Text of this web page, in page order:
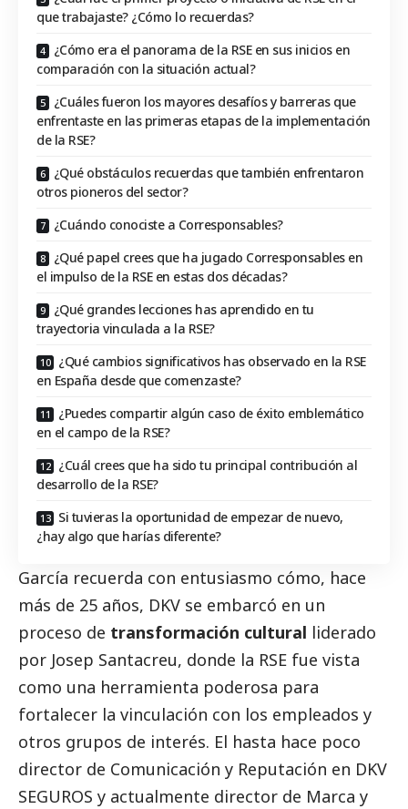
que trabajaste? ¿Cómo lo recuerdas?
¿Cómo era el panorama de la RSE en sus inicios en
comparación con la situación actual?
¿Cuáles fueron los mayores desafíos y barreras que
enfrentaste en las primeras etapas de la implementación
de la RSE?
¿Qué obstáculos recuerdas que también enfrentaron
otros pioneros del sector?
¿Cuándo conociste a Corresponsables?
¿Qué papel crees que ha jugado Corresponsables en
el impulso de la RSE en estas dos décadas?
¿Qué grandes lecciones has aprendido en tu
trayectoria vinculada a la RSE?
¿Qué cambios significativos has observado en la RSE
en España desde que comenzaste?
¿Puedes compartir algún caso de éxito emblemático
en el campo de la RSE?
¿Cuál crees que ha sido tu principal contribución al
desarrollo de la RSE?
Si tuvieras la oportunidad de empezar de nuevo,
¿hay algo que harías diferente?
García recuerda con entusiasmo cómo, hace
más de 25 años, DKV se embarcó en un
proceso de transformación cultural liderado
por Josep Santacreu, donde la RSE fue vista
como una herramienta poderosa para
fortalecer la vinculación con los empleados y
otros grupos de interés. El hasta hace poco
director de Comunicación y Reputación en DKV
SEGUROS y actualmente director de Marca y